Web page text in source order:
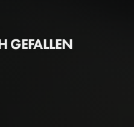
GEFALLEN